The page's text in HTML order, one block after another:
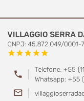
VILLAGGIO SERRA
CNPJ: 45.872.049/0001-
starstarstarstarstar
phone
Telefone: +55
Whatsapp: +55
mail_outline